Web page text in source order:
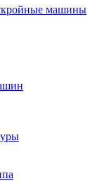
машины